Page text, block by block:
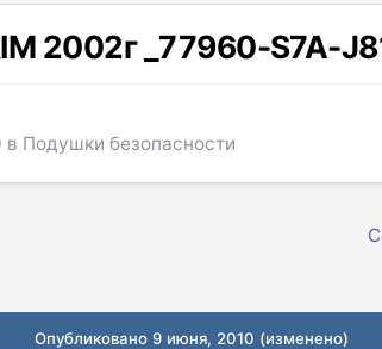
2002г _77960-S7A-
в Подушки безопасности
Опубликовано9 июня, 2010 (изменено)